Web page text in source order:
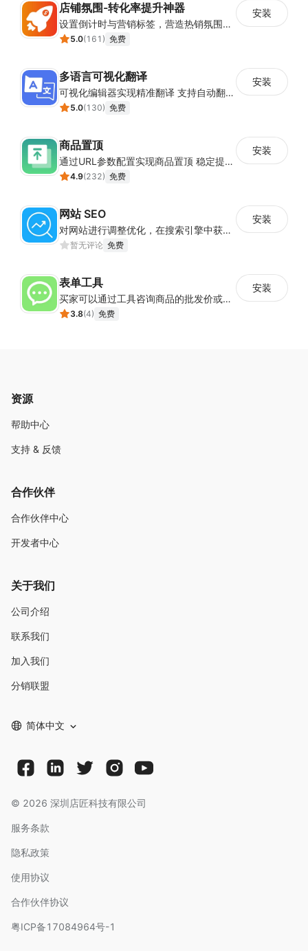
店铺氛围-转化率提升神器
设置倒计时与营销标签，营造热销氛围强化购买意愿，提升下单转化率
5.0(161 ) 免费
安装
多语言可视化翻译
可视化编辑器实现精准翻译 支持自动翻译与人工校对
5.0(130) 免费
安装
商品置顶
通过URL参数配置实现商品置顶 稳定提升目标商品曝光
4.9(232) 免费
安装
网站 SEO
对网站进行调整优化，在搜索引擎中获得更多的展现量
暂无评论 免费
安装
表单工具
买家可以通过工具咨询商品的批发价或合作事宜
3.8(4) 免费
安装
资源
帮助中心
支持 & 反馈
合作伙伴
合作伙伴中心
开发者中心
关于我们
公司介绍
联系我们
加入我们
分销联盟
简体中文
© 2026 深圳店匠科技有限公司
服务条款
隐私政策
使用协议
合作伙伴协议
粤ICP备17084964号-1